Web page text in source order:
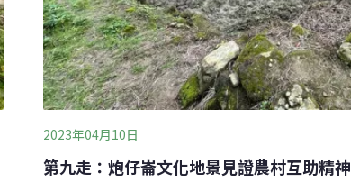
2023年04月10日
第九走：炮仔崙文化地景見證農村互助精神